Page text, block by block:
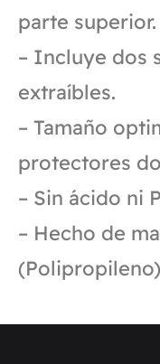
parte superior.
– Incluye dos
extraíbles.
– Tamaño
protectores
– Sin ácido ni
– Hecho de